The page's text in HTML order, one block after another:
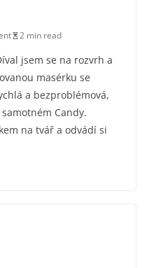
2 min read
jsem se na rozvrh a
masérku se
a bezproblémová,
Candy.
na tvář a odvádí si